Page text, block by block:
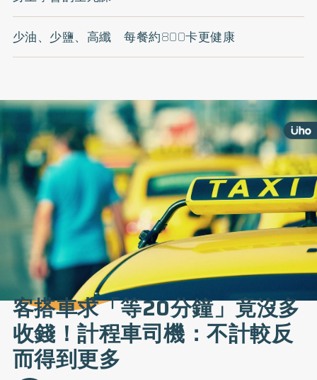
少油、少鹽、高纖 每餐約800卡更健康
客搭車求「等20分鐘」竟沒多
收錢！計程車司機：不計較反
而得到更多